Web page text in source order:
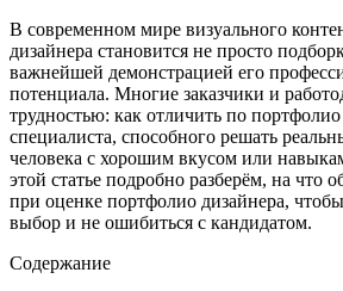
В современном мире визуального
дизайнера становится не просто
важнейшей демонстрацией его
потенциала. Многие заказчики и
трудностью: как отличить по
специалиста, способного решать
человека с хорошим вкусом или
этой статье подробно разберём, на что
при оценке портфолио дизайнера,
выбор и не ошибиться с кандидатом.
Содержание